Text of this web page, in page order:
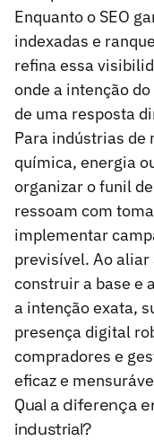
Enquanto o SEO
indexadas e
refina essa
onde a intenção
de uma resposta
Para indústrias de
química, energia
organizar o funil
ressoam com
implementar
previsível. Ao aliar
construir a base e
a intenção exata,
presença digital
compradores e
eficaz e
Qual a diferença
industrial?